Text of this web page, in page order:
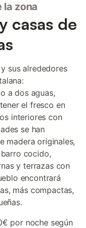
la zona
casas de
sus alrededores
a dos aguas,
el fresco en
interiores con
se han
madera originales,
cocido,
y terrazas con
encontrará
más compactas,
por noche según